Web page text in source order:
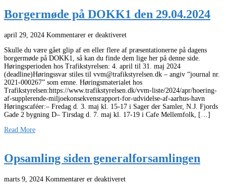
Borgermøde på DOKK1 den 29.04.2024
april 29, 2024 Kommentarer er deaktiveret
Skulle du være gået glip af en eller flere af præsentationerne på dagens
borgermøde på DOKK1, så kan du finde dem lige her på denne side.
Høringsperioden hos Trafikstyrelsen: 4. april til 31. maj 2024
(deadline)Høringssvar stiles til vvm@trafikstyrelsen.dk – angiv “journal nr.
2021-000267” som emne. Høringsmaterialet hos
Trafikstyrelsen:https://www.trafikstyrelsen.dk/vvm-liste/2024/apr/hoering-
af-supplerende-miljoekonsekvensrapport-for-udvidelse-af-aarhus-havn
Høringscaféer:– Fredag d. 3. maj kl. 15-17 i Sager der Samler, N.J. Fjords
Gade 2 bygning D– Tirsdag d. 7. maj kl. 17-19 i Cafe Mellemfolk, […]
Read More
Opsamling siden generalforsamlingen
marts 9, 2024 Kommentarer er deaktiveret